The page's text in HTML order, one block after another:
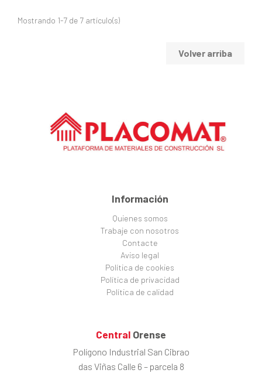
Mostrando 1-7 de 7 artículo(s)
Volver arriba
Información
Quienes somos
Trabaje con nosotros
Contacte
Aviso legal
Política de cookies
Política de privacidad
Política de calidad
Central Orense
Polígono Industrial San Cibrao
das Viñas Calle 6 – parcela 8